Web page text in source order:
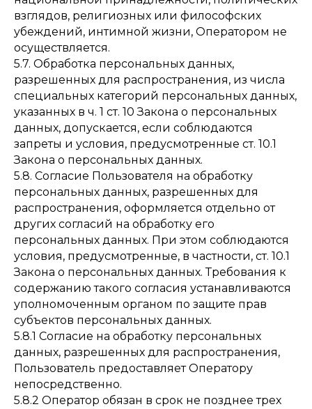
взглядов, религиозных или философских
убеждений, интимной жизни, Оператором не
осуществляется.
5.7. Обработка персональных данных,
разрешенных для распространения, из числа
специальных категорий персональных данных,
указанных в ч. 1 ст. 10 Закона о персональных
данных, допускается, если соблюдаются
запреты и условия, предусмотренные ст. 10.1
Закона о персональных данных.
5.8. Согласие Пользователя на обработку
персональных данных, разрешенных для
распространения, оформляется отдельно от
других согласий на обработку его
персональных данных. При этом соблюдаются
условия, предусмотренные, в частности, ст. 10.1
Закона о персональных данных. Требования к
содержанию такого согласия устанавливаются
уполномоченным органом по защите прав
субъектов персональных данных.
5.8.1 Согласие на обработку персональных
данных, разрешенных для распространения,
Пользователь предоставляет Оператору
непосредственно.
5.8.2 Оператор обязан в срок не позднее трех